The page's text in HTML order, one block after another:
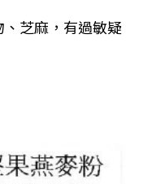
芝麻，有過敏疑